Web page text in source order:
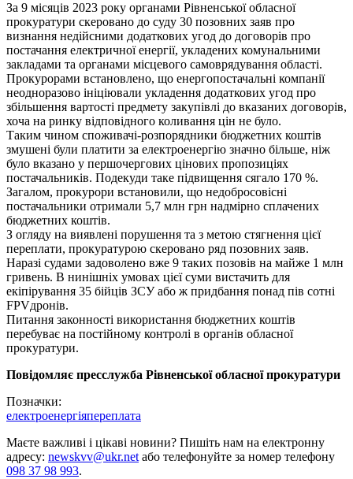
За 9 місяців 2023 року органами Рівненської обласної
прокуратури скеровано до суду 30 позовних заяв про
визнання недійсними додаткових угод до договорів про
постачання електричної енергії, укладених комунальними
закладами та органами місцевого самоврядування області.
Прокурорами встановлено, що енергопостачальні компанії
неодноразово ініціювали укладення додаткових угод про
збільшення вартості предмету закупівлі до вказаних договорів,
хоча на ринку відповідного коливання цін не було.
Таким чином споживачі-розпорядники бюджетних коштів
змушені були платити за електроенергію значно більше, ніж
було вказано у першочергових цінових пропозиціях
постачальників. Подекуди таке підвищення сягало 170 %.
Загалом, прокурори встановили, що недобросовісні
постачальники отримали 5,7 млн грн надмірно сплачених
бюджетних коштів.
З огляду на виявлені порушення та з метою стягнення цієї
переплати, прокуратурою скеровано ряд позовних заяв.
Наразі судами задоволено вже 9 таких позовів на майже 1 млн
гривень. В нинішніх умовах цієї суми вистачить для
екіпірування 35 бійців ЗСУ або ж придбання понад пів сотні
FPVдронів.
Питання законності використання бюджетних коштів
перебуває на постійному контролі в органів обласної
прокуратури.
Повідомляє пресслужба Рівненської обласної прокуратури
Позначки:
електроенергіяпереплата
Маєте важливі і цікаві новини? Пишіть нам на електронну
адресу: newskvv@ukr.netабо телефонуйте за номер телефону
098 37 98 993.